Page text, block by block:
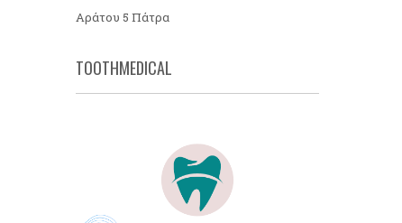
Αράτου 5 Πάτρα
TOOTHMEDICAL